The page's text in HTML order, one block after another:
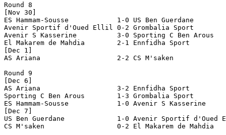
Round 8
[Nov 30]
ES Hammam-Sousse	    1-0 US Ben Guerdane
Avenir Sportif d'Oued Ellil 0-2 Grombalia Sport
Avenir S Kasserine	    3-0 Sporting C Ben Arous
El Makarem de Mahdia	    2-1 Ennfidha Sport
[Dec 1]
AS Ariana		    2-2 CS M'saken
Round 9
[Dec 6]
AS Ariana		    3-2 Ennfidha Sport
Sporting C Ben Arous	    1-3 Grombalia Sport
ES Hammam-Sousse	    1-0 Avenir S Kasserine
[Dec 7]
US Ben Guerdane		    1-0 Avenir Sportif d'Oued Ellil
CS M'saken		    0-2 El Makarem de Mahdia